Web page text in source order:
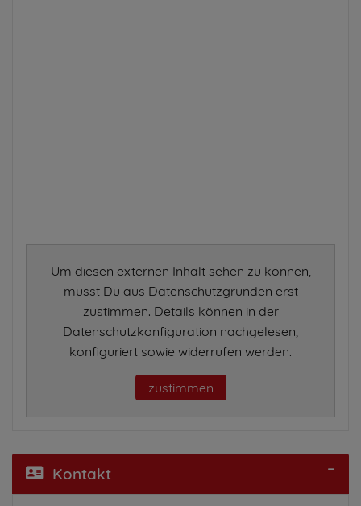
Um diesen externen Inhalt sehen zu können,
musst Du aus Datenschutzgründen erst
zustimmen. Details können in der
Datenschutzkonfiguration nachgelesen,
konfiguriert sowie widerrufen werden.
zustimmen
Kontakt